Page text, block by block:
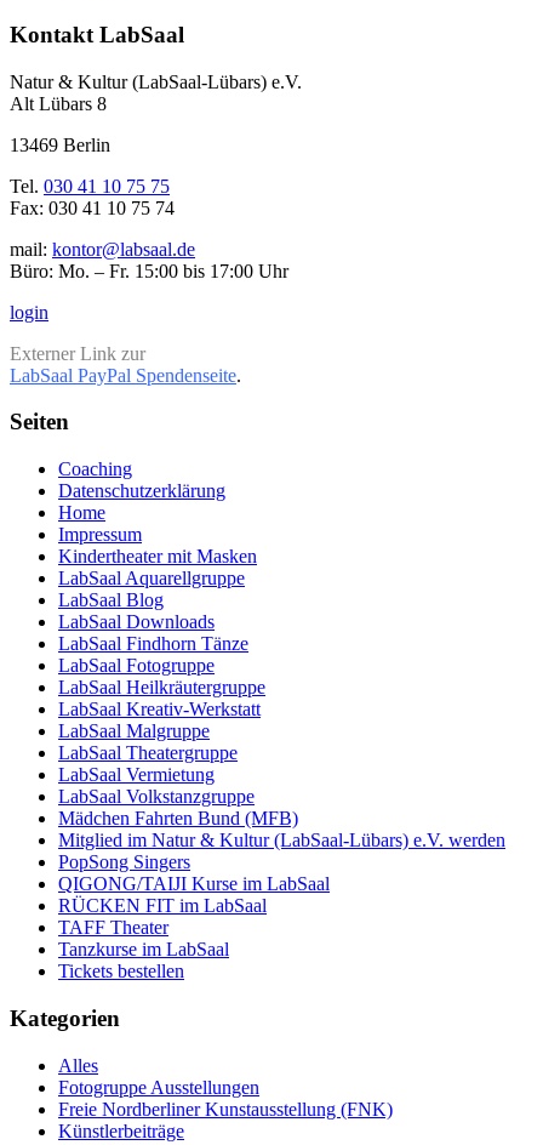
Kontakt LabSaal
Natur & Kultur (LabSaal-Lübars) e.V.
Alt Lübars 8
13469 Berlin
Tel. 030 41 10 75 75
Fax: 030 41 10 75 74
mail: kontor@labsaal.de
Büro: Mo. – Fr. 15:00 bis 17:00 Uhr
login
Externer Link zur
LabSaal PayPal Spendenseite.
Seiten
Coaching
Datenschutzerklärung
Home
Impressum
Kindertheater mit Masken
LabSaal Aquarellgruppe
LabSaal Blog
LabSaal Downloads
LabSaal Findhorn Tänze
LabSaal Fotogruppe
LabSaal Heilkräutergruppe
LabSaal Kreativ-Werkstatt
LabSaal Malgruppe
LabSaal Theatergruppe
LabSaal Vermietung
LabSaal Volkstanzgruppe
Mädchen Fahrten Bund (MFB)
Mitglied im Natur & Kultur (LabSaal-Lübars) e.V. werden
PopSong Singers
QIGONG/TAIJI Kurse im LabSaal
RÜCKEN FIT im LabSaal
TAFF Theater
Tanzkurse im LabSaal
Tickets bestellen
Kategorien
Alles
Fotogruppe Ausstellungen
Freie Nordberliner Kunstausstellung (FNK)
Künstlerbeiträge